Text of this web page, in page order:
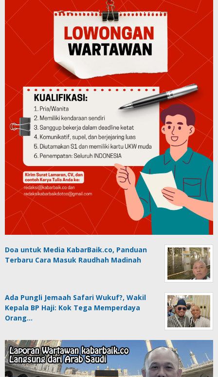
Doa untuk Media KabarBaik.co, Panduan
Terbaru Cara Masuk Raudhah Madinah
Ada Pungli Jemaah Safari Wukuf?, Wakil
Kepala BP Haji: Kok Tega Memperdaya
Orang…